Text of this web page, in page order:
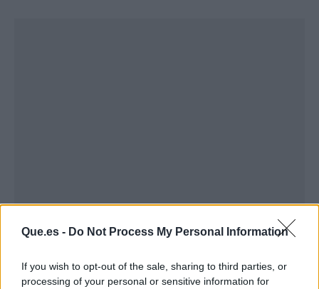
Que.es - Do Not Process My Personal Information
If you wish to opt-out of the sale, sharing to third parties, or
processing of your personal or sensitive information for
Publicidad